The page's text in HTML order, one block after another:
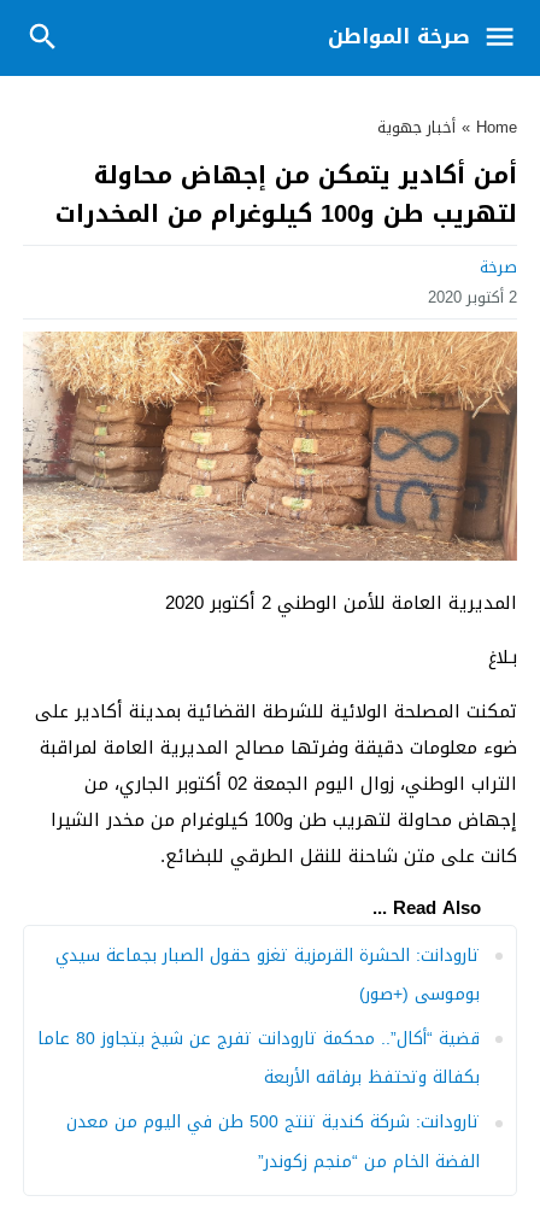
صرخة المواطن
Home
» أخبار جهوية
أمن أكادير يتمكن من إجهاض محاولة
لتهريب طن و100 كيلوغرام من المخدرات
صرخة
2 أكتوبر 2020
المديرية العامة للأمن الوطني 2 أكتوبر 2020
بـلاغ
تمكنت المصلحة الولائية للشرطة القضائية بمدينة أكادير على
ضوء معلومات دقيقة وفرتها مصالح المديرية العامة لمراقبة
التراب الوطني، زوال اليوم الجمعة 02 أكتوبر الجاري، من
إجهاض محاولة لتهريب طن و100 كيلوغرام من مخدر الشيرا
كانت على متن شاحنة للنقل الطرقي للبضائع.
Read Also ...
تارودانت: الحشرة القرمزية تغزو حقول الصبار بجماعة سيدي
بوموسى (+صور)
قضية “أكال”.. محكمة تارودانت تفرج عن شيخ يتجاوز 80 عاما
بكفالة وتحتفظ برفاقه الأربعة
تارودانت: شركة كندية تنتج 500 طن في اليوم من معدن
الفضة الخام من “منجم زكوندر”